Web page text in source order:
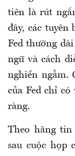
tiên là rút
đây, các tuyên
Fed thường
ngữ và cách
nghiền ngẫm.
của Fed chỉ
ràng.
Theo hãng tin
sau cuộc họp